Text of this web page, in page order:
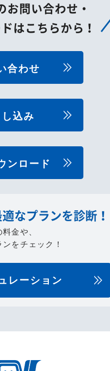
お問い合わせ・
はこちらから！
合わせ
し込み
ンロード
なプランを診断！
金や、
をチェック！
レーション